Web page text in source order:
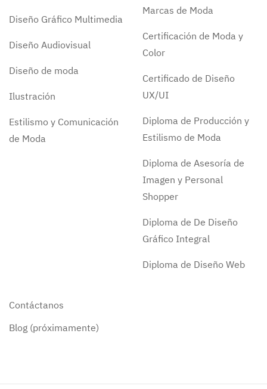
Diseño Gráfico Multimedia
Diseño Audiovisual
Diseño de moda
Ilustración
Estilismo y Comunicación
de Moda
Marcas de Moda
Certificación de Moda y
Color
Certificado de Diseño
UX/UI
Diploma de Producción y
Estilismo de Moda
Diploma de Asesoría de
Imagen y Personal
Shopper
Diploma de De Diseño
Gráfico Integral
Diploma de Diseño Web
Contáctanos
Blog (próximamente)